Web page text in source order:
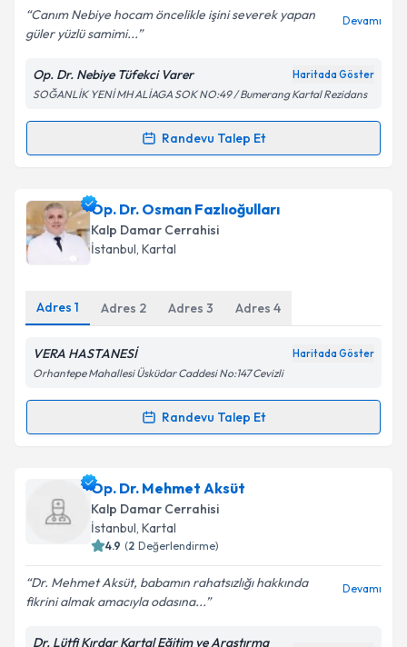
Kişisel verilerimin işlenmesine ilişkin
Aydınlatma
Metni'ni okudum ve kişisel verilerimin belirtilen
kapsamda işlenmesini kabul ediyorum.
Canım Nebiye hocam öncelikle işini severek yapan
güler yüzlü samimi...
Devamı
Op. Dr. Nebiye Tüfekci Varer Haritada Göster
SOĞANLİK YENİ MH ALİAGA SOK NO:49 / Bumerang Kartal Rezidans
Randevu Talep Et
Randevu Takvimi Talebi
Op. Dr. Nebiye Tüfekciiçin randevu takvimi talebi
oluşturun. Size bu uzmandan randevu almanız için bir
takvim hazırlandığında e-posta ile bilgilendireceğiz.
Kişisel verilerimin işlenmesine ilişkin
kapsamda işlenmesini kabul ediyorum.
Op. Dr. Osman Fazlıoğulları
Kalp Damar Cerrahisi
İstanbul, Kartal
Adres 1 Adres 2 Adres 3 Adres 4
VERA HASTANESİ Haritada Göster
Orhantepe Mahallesi Üsküdar Caddesi No:147 Cevizli
Randevu Talep Et
Randevu Takvimi Talebi
Op. Dr. Osman Fazlıoğullarıiçin randevu takvimi
talebi oluşturun. Size bu uzmandan randevu almanız
için bir takvim hazırlandığında e-posta ile
bilgilendireceğiz.
E-posta Adresiniz
Op. Dr. Mehmet Aksüt
Kalp Damar Cerrahisi
İstanbul, Kartal
4.9 (2 Değerlendirme)
Dr. Mehmet Aksüt, babamın rahatsızlığı hakkında
fikrini almak amacıyla odasına...
Devamı
Dr. Lütfi Kırdar Kartal Eğitim ve Araştırma